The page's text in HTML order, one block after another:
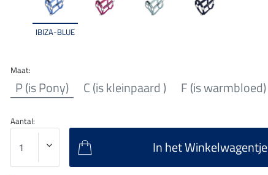
IBIZA-BLUE
Maat:
P (is Pony) C (is kleinpaard ) F (is warmbloed)
Aantal:
In het Winkelwagentje